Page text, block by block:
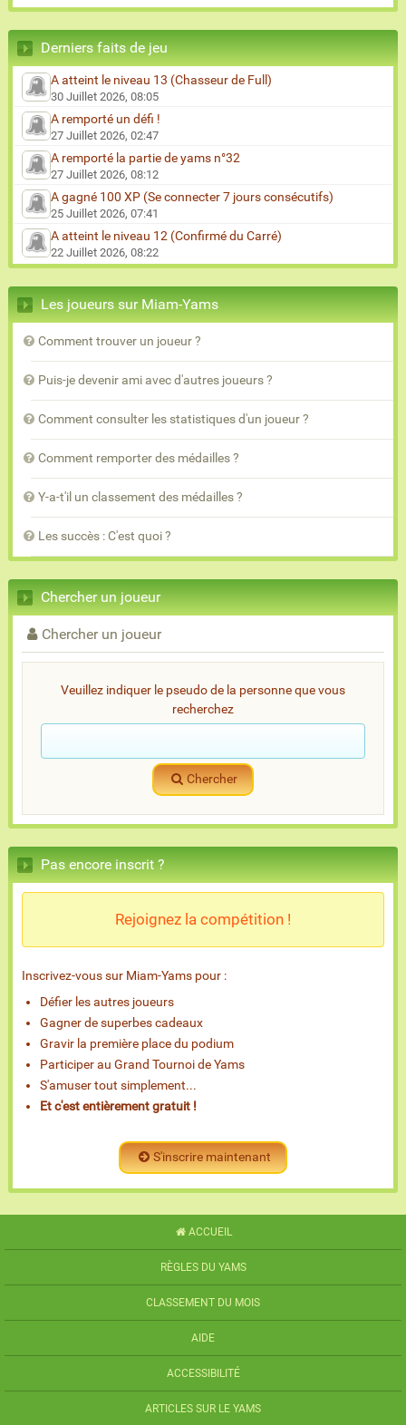
Derniers faits de jeu
A atteint le niveau 13 (Chasseur de Full)
30 Juillet 2026, 08:05
A remporté un défi !
27 Juillet 2026, 02:47
A remporté la partie de yams n°32
27 Juillet 2026, 08:12
A gagné 100 XP (Se connecter 7 jours consécutifs)
25 Juillet 2026, 07:41
A atteint le niveau 12 (Confirmé du Carré)
22 Juillet 2026, 08:22
Les joueurs sur Miam-Yams
Comment trouver un joueur ?
Puis-je devenir ami avec d'autres joueurs ?
Comment consulter les statistiques d'un joueur ?
Comment remporter des médailles ?
Y-a-t'il un classement des médailles ?
Les succès : C'est quoi ?
Chercher un joueur
Chercher un joueur
Veuillez indiquer le pseudo de la personne que vous
recherchez
Chercher
Pas encore inscrit ?
Rejoignez la compétition !
Inscrivez-vous sur Miam-Yams pour :
Défier les autres joueurs
Gagner de superbes cadeaux
Gravir la première place du podium
Participer au Grand Tournoi de Yams
S'amuser tout simplement...
Et c'est entièrement gratuit !
S'inscrire maintenant
ACCUEIL
RÈGLES DU YAMS
CLASSEMENT DU MOIS
AIDE
ACCESSIBILITÉ
ARTICLES SUR LE YAMS